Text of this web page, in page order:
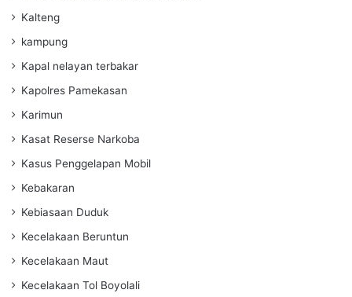
Kalteng
kampung
Kapal nelayan terbakar
Kapolres Pamekasan
Karimun
Kasat Reserse Narkoba
Kasus Penggelapan Mobil
Kebakaran
Kebiasaan Duduk
Kecelakaan Beruntun
Kecelakaan Maut
Kecelakaan Tol Boyolali